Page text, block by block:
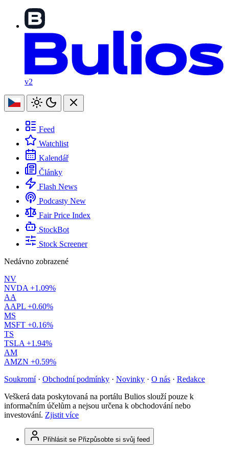
v2
Feed
Watchlist
Kalendář
Články
Flash News
Podcasty New
Fair Price Index
StockBot
Stock Screener
Nedávno zobrazené
NV
NVDA +1.09%
AA
AAPL +0.60%
MS
MSFT +0.16%
TS
TSLA +1.94%
AM
AMZN +0.59%
Soukromí · Obchodní podmínky · Novinky · O nás · Redakce
Veškerá data poskytovaná na portálu Bulios slouží pouze k
informačním účelům a nejsou určena k obchodování nebo
investování. Zjistit více
Přihlásit se Přizpůsobte si svůj feed